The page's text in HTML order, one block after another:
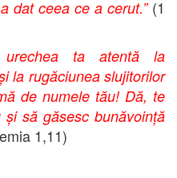
dat ceea ce a cerut.”(1
ta atentă la
la rugăciunea slujitorilor
de numele tău! Dă, te
să găsesc bunăvoință
1,11)